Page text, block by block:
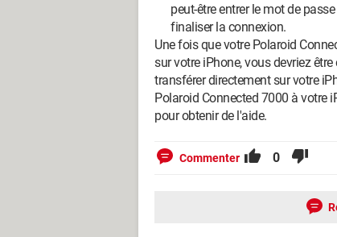
peut-être entrer le mot de
finaliser la connexion.
Une fois que votre Polaroid
sur votre iPhone, vous devriez
transférer directement sur votre
Polaroid Connected 7000 à votre
pour obtenir de l'aide.
Commenter 0